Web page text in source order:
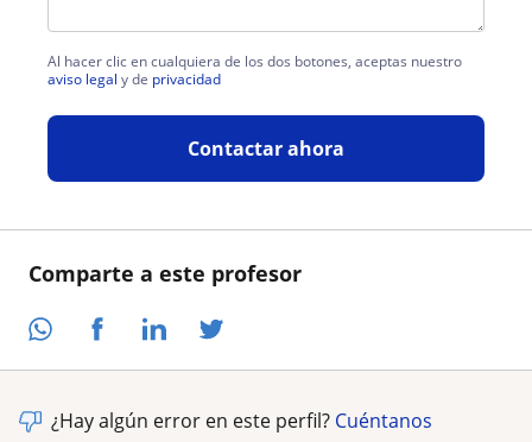
Comparte a este profesor
Al hacer clic en cualquiera de los dos botones, aceptas nuestro
aviso legal y de privacidad
Contactar ahora
¿Hay algún error en este perfil? Cuéntanos